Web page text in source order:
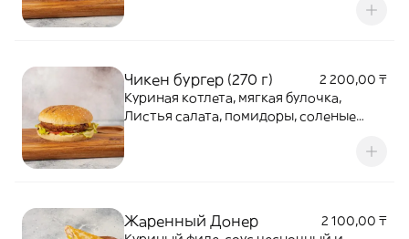
Чикен бургер (270 г)
2 200,00 ₸
Куриная котлета, мягкая булочка,
Листья салата, помидоры, соленые
Жаренный Донер
2 100,00 ₸